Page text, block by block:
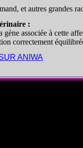
et autres grandes
:
associée à cette
correctement
ANIWA